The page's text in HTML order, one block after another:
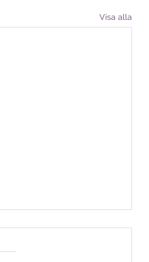
Visa alla
till Stormöte 5/12